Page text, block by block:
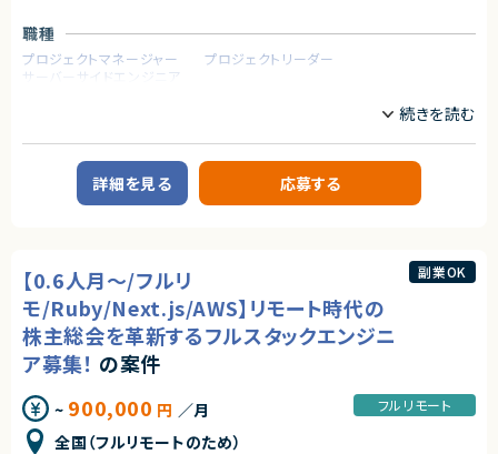
業務委託(準委任契約)
契約元
★フルリモート（初日出社はございます）
★Salesforce環境でのスキルを活かせる案件です。
職種
プロジェクトマネージャー
プロジェクトリーダー
サーバーサイドエンジニア
■概要
Salesforce開発の部署へのアサインを想定しています。
次年度に向けてSalesforceのPM/プリセールスができる方を探しておりま
求めるスキル
【必須スキル】
・Salesforceを用いた開発経験
・PM経験もしくはプリセールス、ITコンサルティング経験
契約形態
業務委託(準委任契約)
詳細を見る 応募する
【0.6人月～/フルリ
モ/Ruby/Next.js/AWS】リモート時代の
株主総会を革新するフルスタックエンジニ
ア募集！ の案件
~ 900,000 円 ／月
全国（フルリモートのため）
フルリモート
副業OK